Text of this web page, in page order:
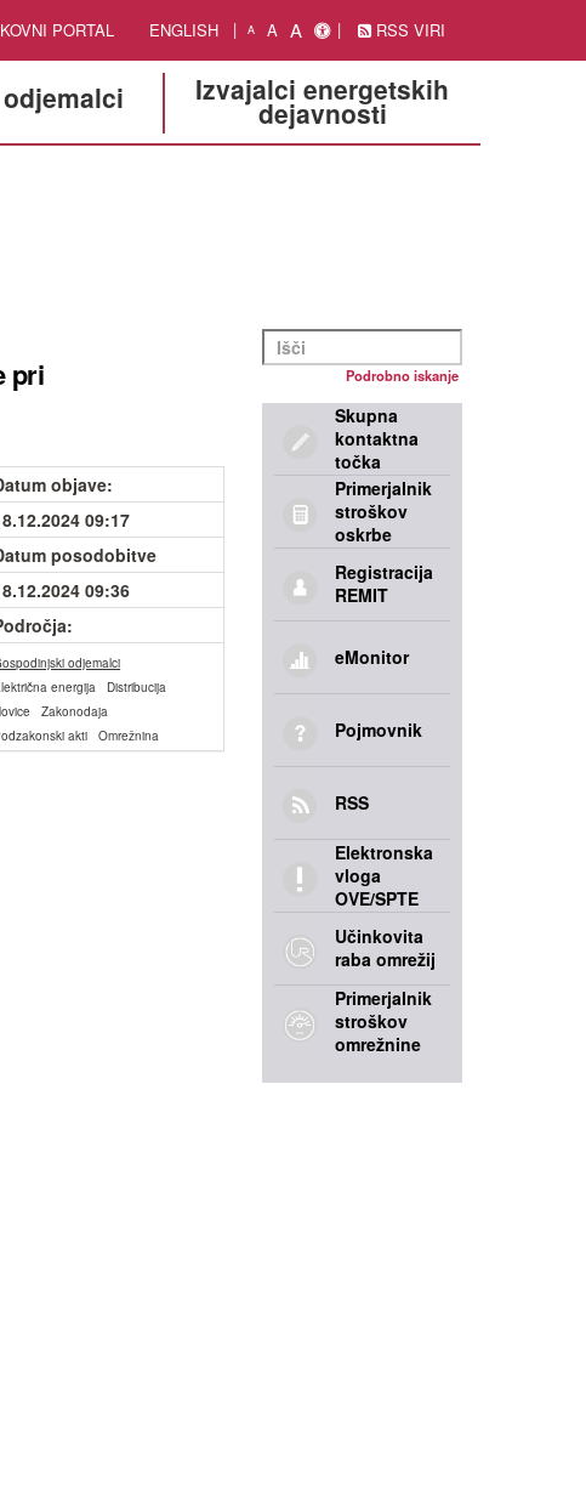
PORTAL ENGLISH A A A RSS VIRI
Izvajalci energetskih
dejavnosti
pri
objave:
09:17
posodobitve
09:36
odjemalci
energija
Distribucija
Zakonodaja
akti
Omrežnina
Podrobno iskanje
Skupna
kontaktna
točka
Primerjalnik
stroškov
oskrbe
Registracija
REMIT
eMonitor
Pojmovnik
RSS
Elektronska
vloga
OVE/SPTE
Učinkovita
raba omrežij
Primerjalnik
stroškov
omrežnine